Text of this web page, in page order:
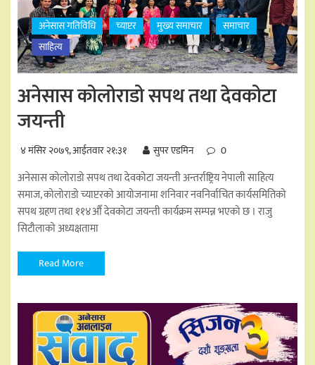
अनेसास गतिविधि च्याप्टर मुख्य समाचार
समाचार
साहित्य
अनेसास कोलोराडो सपथ तथा देवकोटा
जयन्ती
४ मंसिर २०७९, आईतवार २१:३१ सुपर एडमिन 0
अनेसास कोलोराडो सपथ तथा देवकोटा जयन्ती अन्तर्राष्ट्रिय नेपाली साहित्य
समाज, कोलोराडो च्याप्टरको आयोजनामा शनिवार नवनिर्वाचित कार्यसमितिको
सपथ ग्रहण तथा ११४औँ देवकोटा जयन्ती कार्यक्रम सम्पन्न भएको छ । राजु
सिटौलाको अध्यक्षतामा
Read More